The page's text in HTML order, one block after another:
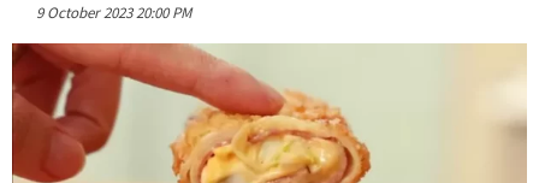
9 October 2023 20:00 PM